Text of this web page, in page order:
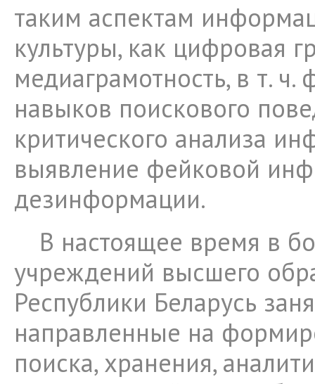
таким аспектам
культуры, как цифровая
медиаграмотность, в т.
навыков поискового
критического анализа
выявление фейковой
дезинформации.
В настоящее время в
учреждений высшего
Республики Беларусь
направленные на
поиска, хранения,